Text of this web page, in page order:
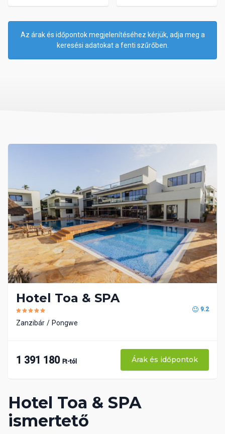
Az árak és időpontok megjelenítéséhez kérjük, adja meg a
keresési adatokat a fenti szűrőben.
Hotel Toa & SPA
ismertető
Hotel Toa & SPA
9.2
Zanzibár Pongwe
1 391 180 Ft-tól Árak és időpontok